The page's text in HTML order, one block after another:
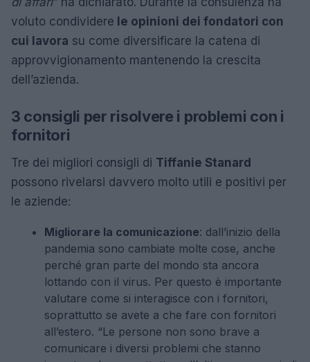
voluto condividere le opinioni dei fondatori con
cui lavora su come diversificare la catena di
approvvigionamento mantenendo la crescita
dell’azienda.
3 consigli per risolvere i problemi con i
fornitori
Tre dei migliori consigli di Tiffanie Stanard
possono rivelarsi davvero molto utili e positivi per
le aziende:
Migliorare la comunicazione: dall’inizio della
pandemia sono cambiate molte cose, anche
perché gran parte del mondo sta ancora
lottando con il virus. Per questo è importante
valutare come si interagisce con i fornitori,
soprattutto se avete a che fare con fornitori
all’estero. “Le persone non sono brave a
comunicare i diversi problemi che stanno